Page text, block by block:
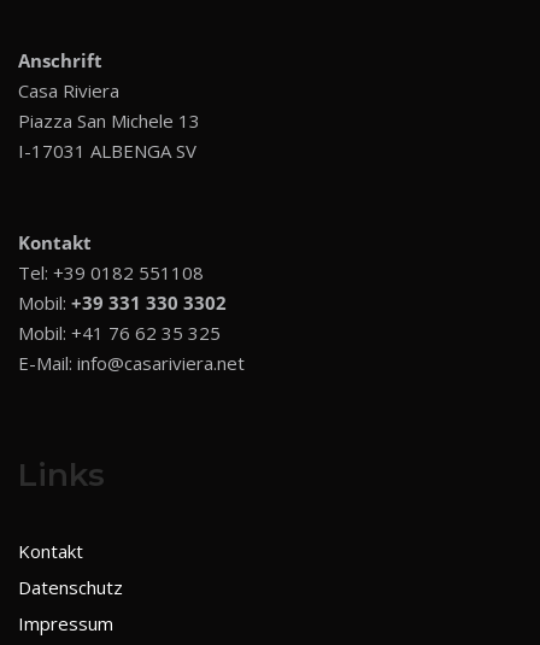
Anschrift
Casa Riviera
Piazza San Michele 13
I-17031 ALBENGA SV
Kontakt
Tel: +39 0182 551108
Mobil: +39 331 330 3302
Mobil: +41 76 62 35 325
E-Mail: info@casariviera.net
Links
Kontakt
Datenschutz
Impressum